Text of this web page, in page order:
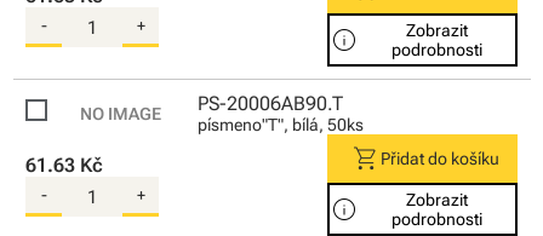
- + info
Zobrazit
podrobnosti
PS-20006AB90.T
písmeno"T", bílá, 50ks
61.63 Kč
- +
shopping_cart Přidat do košíku
info
Zobrazit
podrobnosti